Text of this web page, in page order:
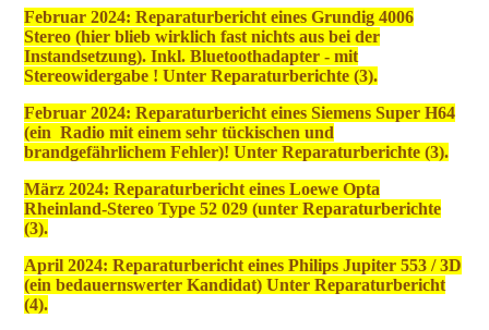
Februar 2024: Reparaturbericht eines Grundig 4006
Stereo (hier blieb wirklich fast nichts aus bei der
Instandsetzung). Inkl. Bluetoothadapter - mit
Stereowidergabe ! Unter Reparaturberichte (3).
Februar 2024: Reparaturbericht eines Siemens Super H64
(ein Radio mit einem sehr tückischen und
brandgefährlichem Fehler)! Unter Reparaturberichte (3).
März 2024: Reparaturbericht eines Loewe Opta
Rheinland-Stereo Type 52 029 (unter Reparaturberichte
(3).
April 2024: Reparaturbericht eines Philips Jupiter 553 / 3D
(ein bedauernswerter Kandidat) Unter Reparaturbericht
(4).